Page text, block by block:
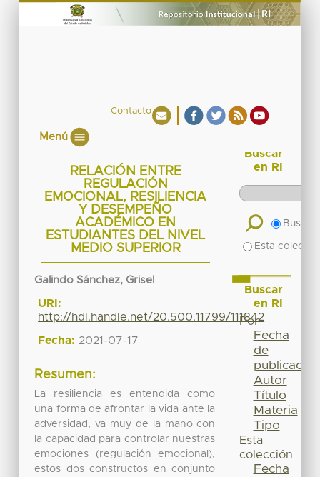
Contacto
Menú
RELACIÓN ENTRE
REGULACIÓN
EMOCIONAL, RESILIENCIA
Y DESEMPEÑO
ACADÉMICO EN
ESTUDIANTES DEL NIVEL
MEDIO SUPERIOR
Galindo Sánchez, Grisel
URI:
http://hdl.handle.net/20.500.11799/111842
Fecha: 2021-07-17
Resumen:
La resiliencia es entendida como
una forma de afrontar la vida ante la
adversidad, va muy de la mano con
la capacidad para controlar nuestras
emociones (regulación emocional),
estos dos constructos en conjunto
Buscar
en RI
Buscar
Esta
Buscar
en RI
Por
Fecha
de
publicación
Autor
Título
Materia
Tipo
Esta
colección
Fecha